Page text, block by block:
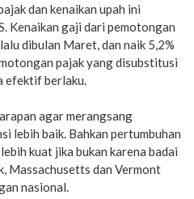
dan kenaikan upah ini
Kenaikan gaji dari pemotongan
dibulan Maret, dan naik 5,2%
pajak yang disubstitusi
efektif berlaku.
agar merangsang
lebih baik. Bahkan pertumbuhan
kuat jika bukan karena badai
Massachusetts dan Vermont
nasional.